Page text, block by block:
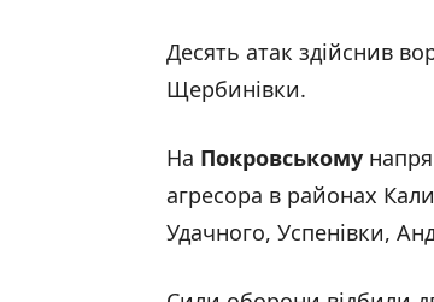
Десять атак здійснив
Щербинівки.
На Покровському
агресора в районах
Удачного, Успенівки,